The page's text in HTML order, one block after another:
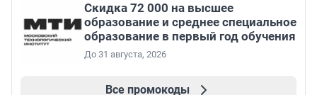
Скидка 72 000 на высшее
образование и среднее специальное
образование в первый год обучения
До 31 августа, 2026
Все промокоды